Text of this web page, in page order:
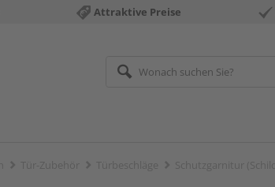
Attraktive Preise